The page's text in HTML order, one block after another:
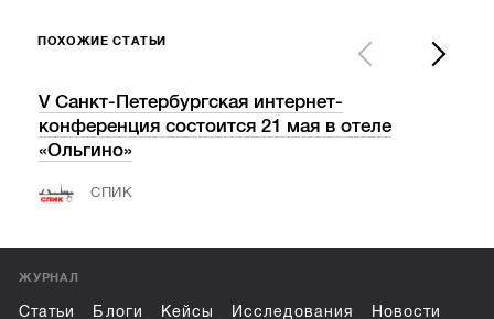
ПОХОЖИЕ СТАТЬИ
V Санкт-Петербургская интернет-
конференция состоится 21 мая в отеле
«Ольгино»
СПИК
ЖУРНАЛ
Статьи Блоги Кейсы Исследования Новости